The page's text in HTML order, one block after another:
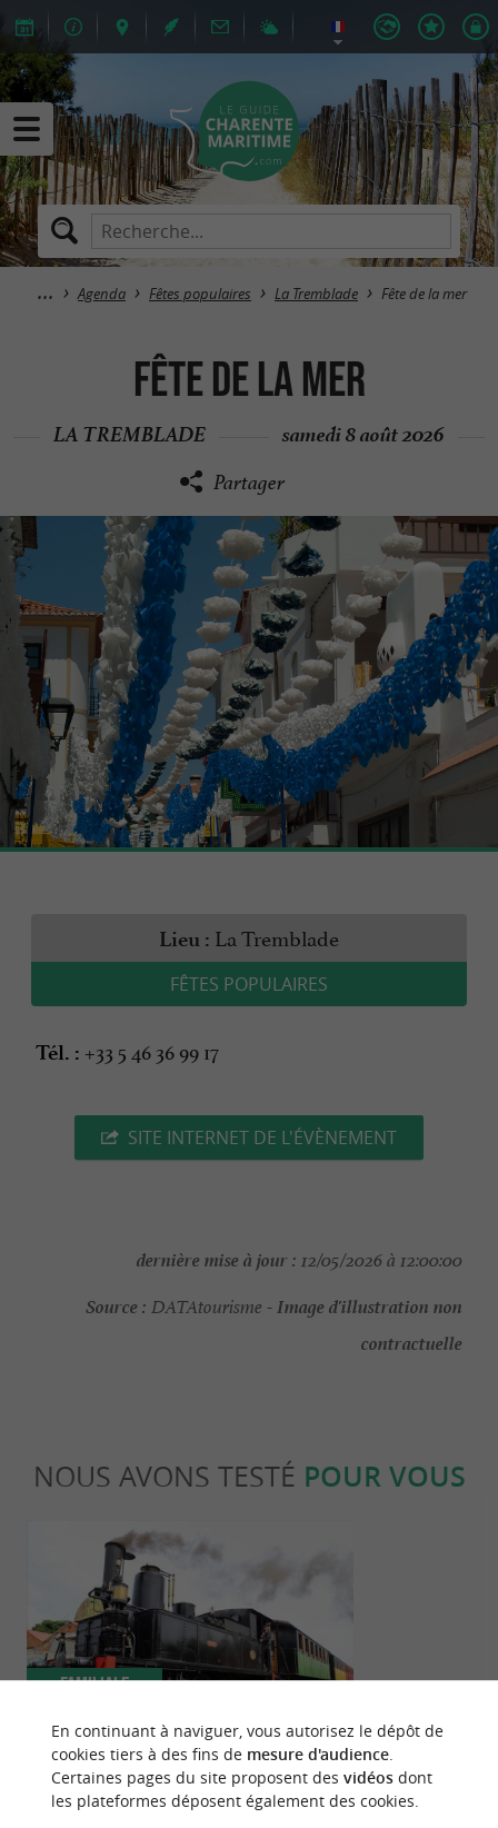
Agenda Fêtes populaires La Tremblade Fête de la mer
Fête de la mer
LA TREMBLADE samedi 8 août 2026
Partager
Lieu : La Tremblade
FÊTES POPULAIRES
Tél. : +33 5 46 36 99 17
SITE INTERNET DE L'ÉVÈNEMENT
dernière mise à jour : 12/05/2026 à 12:00:00
Source : DATAtourisme -Image d'illustration non
contractuelle
NOUS AVONS TESTÉ POUR VOUS
Le « Train des Mouettes » : l’estuaire de
la Seudre à bord d’une machine à
remonter le temps
Familiale
5 sites
Maritime en
Détente
En continuant à naviguer, vous autorisez le dépôt de
cookies tiers à des fins de mesure d'audience.
Certaines pages du site proposent des vidéosdont
les plateformes déposent également des cookies.